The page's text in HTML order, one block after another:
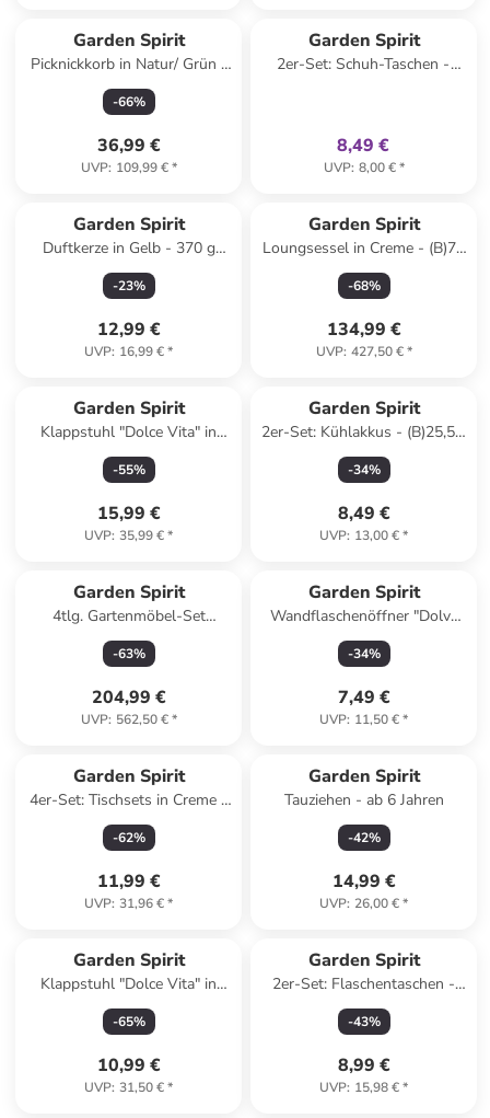
Garden Spirit
Picknickkorb in Natur/ Grün -
21 Teile
-66%
36,99 €
UVP: 109,99 €*
Garden Spirit
2er-Set: Schuh-Taschen -
8,49 €
UVP: 8,00 €*
Garden Spirit
Duftkerze in Gelb - 370 g
(Überraschungsprodukt)
-23%
12,99 €
UVP: 16,99 €*
Garden Spirit
Loungsessel in Creme - (B)74
x (H)88 x (T)96 cm
-68%
134,99 €
UVP: 427,50 €*
Garden Spirit
Klappstuhl "Dolce Vita" in
Blau/ Weiß - (B)44 x (H)75 x
(T)52 cm
-55%
15,99 €
UVP: 35,99 €*
Garden Spirit
2er-Set: Kühlakkus - (B)25,5 x
(T)22 cm
(Überraschungsprodukt)
-34%
8,49 €
UVP: 13,00 €*
Garden Spirit
4tlg. Gartenmöbel-Set
''Naxos'' in Grau
-63%
204,99 €
UVP: 562,50 €*
Garden Spirit
Wandflaschenöffner "Dolve
Vita" in Gelb - (B)17 x (H)26,5
cm
-34%
7,49 €
UVP: 11,50 €*
Garden Spirit
4er-Set: Tischsets in Creme -
Ø 34 cm
-62%
11,99 €
UVP: 31,96 €*
Garden Spirit
Tauziehen - ab 6 Jahren
-42%
14,99 €
UVP: 26,00 €*
Garden Spirit
Klappstuhl "Dolce Vita" in
Blau/ Weiß - (B)44 x (H)47 x
(T)52 cm
-65%
10,99 €
UVP: 31,50 €*
Garden Spirit
2er-Set: Flaschentaschen -
(H)61,5 cm
(Überraschungsprodukt)
-43%
8,99 €
UVP: 15,98 €*